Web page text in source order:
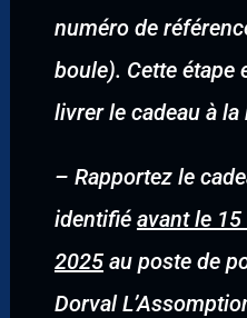
numéro de
boule). Cette étape
livrer le cadeau à
– Rapportez le
identifié avant le
2025au poste de
Dorval